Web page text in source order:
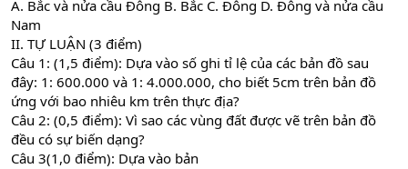
A. Bắc và nửa cầu Đông B. Bắc C. Đông D. Đông và nửa cầu
Nam
II. TỰ LUẬN (3 điểm)
Câu 1: (1,5 điểm): Dựa vào số ghi tỉ lệ của các bản đồ sau
đây: 1: 600.000 và 1: 4.000.000, cho biết 5cm trên bản đồ
ứng với bao nhiêu km trên thực địa?
Câu 2: (0,5 điểm): Vì sao các vùng đất được vẽ trên bản đồ
đều có sự biến dạng?
Câu 3(1,0 điểm): Dựa vào bản